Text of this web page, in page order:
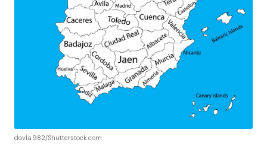
dovla982/Shutterstock.com